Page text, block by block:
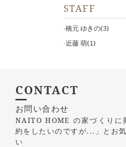
STAFF
橋元 ゆきの(3)
近藤 萌(1)
CONTACT
お問い合わせ
NAITO HOME の家づくりに
約をしたいのですが...」とお
い